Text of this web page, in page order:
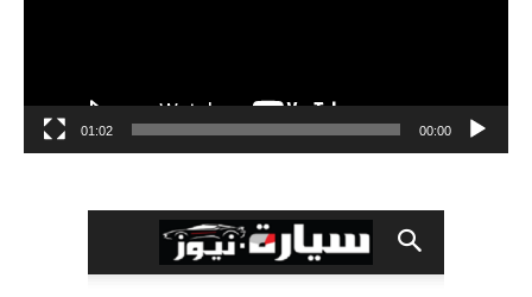
00:00
01:02